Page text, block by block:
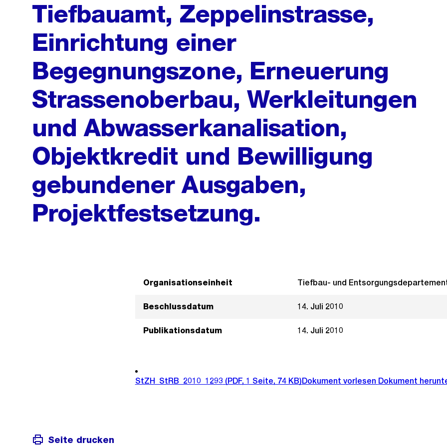
Tiefbauamt, Zeppelinstrasse,
Einrichtung einer
Begegnungszone, Erneuerung
Strassenoberbau, Werkleitungen
und Abwasserkanalisation,
Objektkredit und Bewilligung
gebundener Ausgaben,
Projektfestsetzung.
Organisationseinheit Tiefbau- und
Beschlussdatum 14. Juli 2010
Publikationsdatum 14. Juli 2010
StZH_StRB_2010_1293 (PDF, 1 Seite, 74 KB)Dokument vorlesen Dokument
Seite drucken